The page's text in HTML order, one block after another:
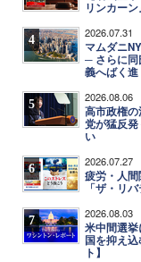
リンカーン
4 2026.07.31
マムダニ
─ さらに同
義へばく進
5 2026.08.06
高市政権
党が猛反
い
6 2026.07.27
疲労・人
「ザ・リ
7 2026.08.03
米中間選
国を抑え
ト】